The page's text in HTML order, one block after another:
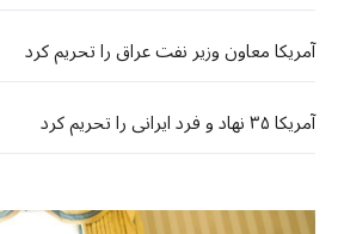
آمریکا معاون وزیر نفت عراق را تحریم کرد
آمریکا ۳۵ نهاد و فرد ایرانی را تحریم کرد